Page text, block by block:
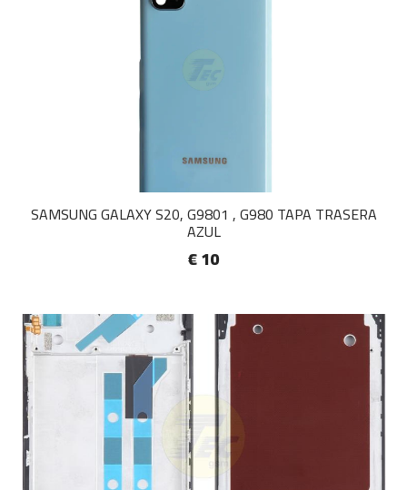
SAMSUNG GALAXY S20, G9801 , G980 TAPA TRASERA
AZUL
€ 10